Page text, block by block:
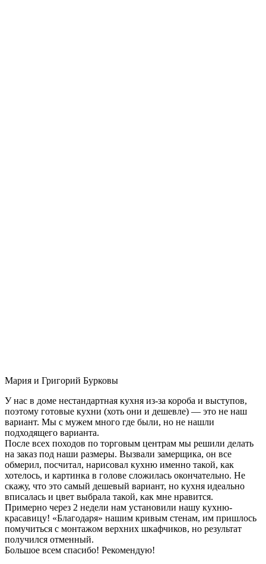
Мария и Григорий Бурковы
У нас в доме нестандартная кухня из-за короба и выступов,
поэтому готовые кухни (хоть они и дешевле) — это не наш
вариант. Мы с мужем много где были, но не нашли
подходящего варианта.
После всех походов по торговым центрам мы решили делать
на заказ под наши размеры. Вызвали замерщика, он все
обмерил, посчитал, нарисовал кухню именно такой, как
хотелось, и картинка в голове сложилась окончательно. Не
скажу, что это самый дешевый вариант, но кухня идеально
вписалась и цвет выбрала такой, как мне нравится.
Примерно через 2 недели нам установили нашу кухню-
красавицу! «Благодаря» нашим кривым стенам, им пришлось
помучиться с монтажом верхних шкафчиков, но результат
получился отменный.
Большое всем спасибо! Рекомендую!